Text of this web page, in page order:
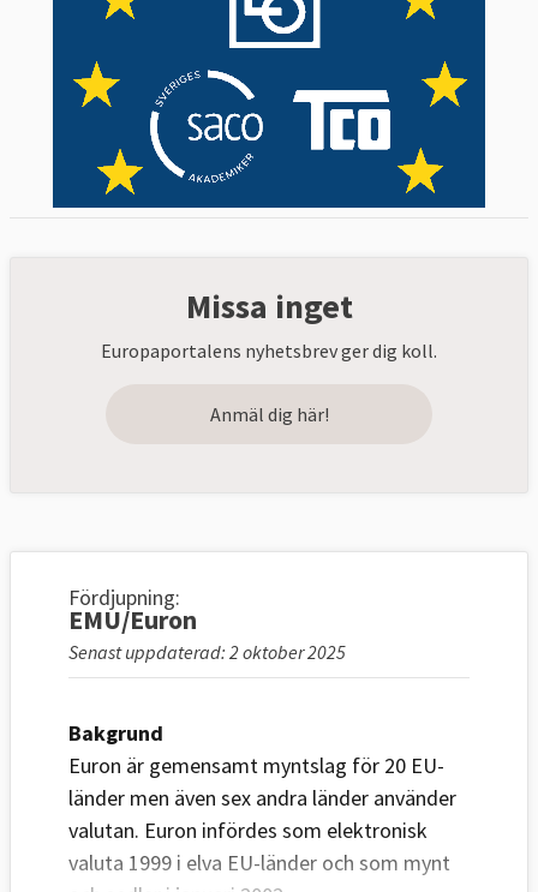
Missa inget
Europaportalens nyhetsbrev ger dig koll.
Anmäl dig här!
Fördjupning:
EMU/Euron
Senast uppdaterad: 2 oktober 2025
Bakgrund
Euron är gemensamt myntslag för 20 EU-
länder men även sex andra länder använder
valutan. Euron infördes som elektronisk
valuta 1999 i elva EU-länder och som mynt